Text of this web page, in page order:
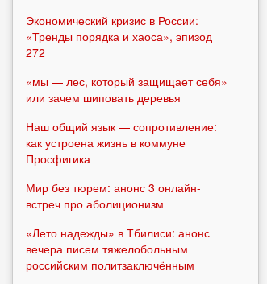
Экономический кризис в России:
«Тренды порядка и хаоса», эпизод
272
«мы — лес, который защищает себя»
или зачем шиповать деревья
Наш общий язык — сопротивление:
как устроена жизнь в коммуне
Просфигика
Мир без тюрем: анонс 3 онлайн-
встреч про аболиционизм
«Лето надежды» в Тбилиси: анонс
вечера писем тяжелобольным
российским политзаключённым